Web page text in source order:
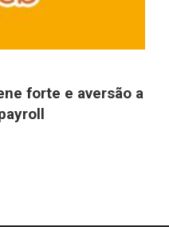
forte e aversão a